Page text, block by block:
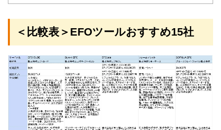
＜比較表＞EFOツールおすすめ15社